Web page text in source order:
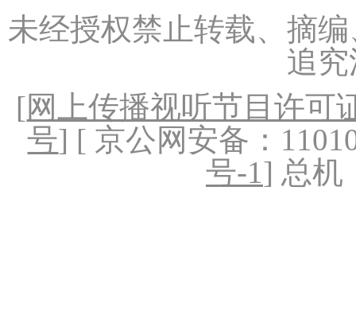
未经授权禁止转载、摘
追
[网上传播视听节目许可
号] [ 京公网安备：
号-1] 总机